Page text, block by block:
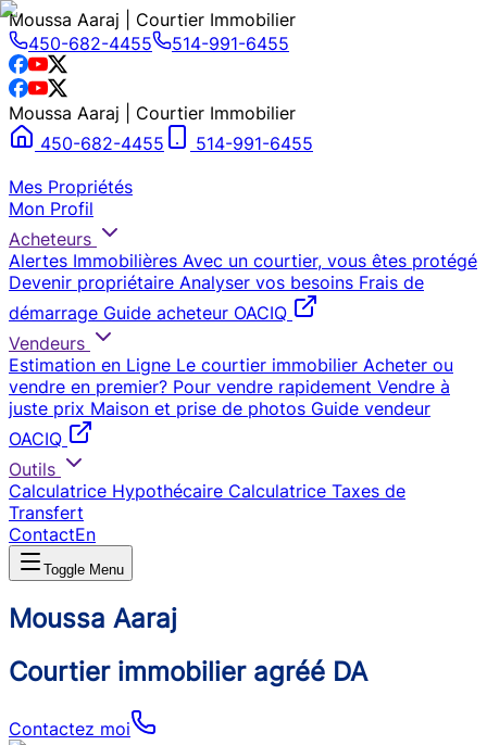
Moussa Aaraj | Courtier Immobilier
450-682-4455
514-991-6455
Moussa Aaraj | Courtier Immobilier
450-682-4455
514-991-6455
Mes Propriétés
Mon Profil
Acheteurs
Alertes Immobilières Avec un courtier, vous êtes protégé
Devenir propriétaire Analyser vos besoins Frais de
démarrage Guide acheteur OACIQ
Vendeurs
Estimation en Ligne Le courtier immobilier Acheter ou
vendre en premier? Pour vendre rapidement Vendre à
juste prix Maison et prise de photos Guide vendeur
OACIQ
Outils
Calculatrice Hypothécaire Calculatrice Taxes de
Transfert
ContactEn
Toggle Menu
Moussa Aaraj
Courtier immobilier agréé DA
Contactez moi